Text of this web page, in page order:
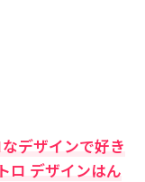
デザインで好き
ロ デザインはん